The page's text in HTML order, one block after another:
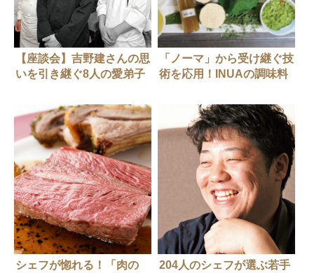
【座談会】吉野建さんの思
いを引き継ぐ8人の愛弟子
「ノーマ」から受け継ぐ技
術を応用！INUAの調味料
シェフが惚れる！「肉の
204人のシェフが選ぶ若手